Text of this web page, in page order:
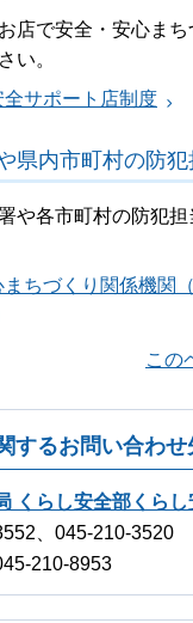
店で安全・安心まち
い。
全サポート店制度
県内市町村の防犯
や各市町村の防犯担
まちづくり関係機関
この
するお問い合わせ
くらし安全部くら
、045-210-3520
210-8953